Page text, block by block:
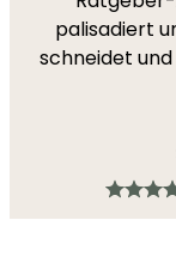
palisadiert
schneidet